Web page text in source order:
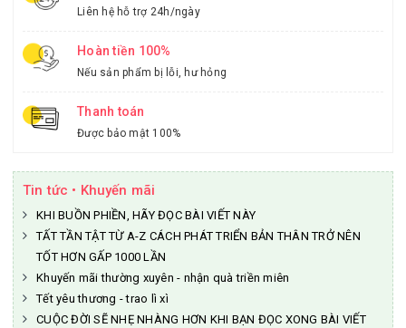
Liên hệ hỗ trợ 24h/ngày
Hoàn tiền 100%
Nếu sản phẩm bị lỗi, hư hỏng
Thanh toán
Được bảo mật 100%
Tin tức • Khuyến mãi
KHI BUỒN PHIỀN, HÃY ĐỌC BÀI VIẾT NÀY
TẤT TẦN TẬT TỪ A-Z CÁCH PHÁT TRIỂN BẢN THÂN TRỞ NÊN
TỐT HƠN GẤP 1000 LẦN
Khuyến mãi thường xuyên - nhận quà triền miên
Tết yêu thương - trao lì xì
CUỘC ĐỜI SẼ NHẸ NHÀNG HƠN KHI BẠN ĐỌC XONG BÀI VIẾT